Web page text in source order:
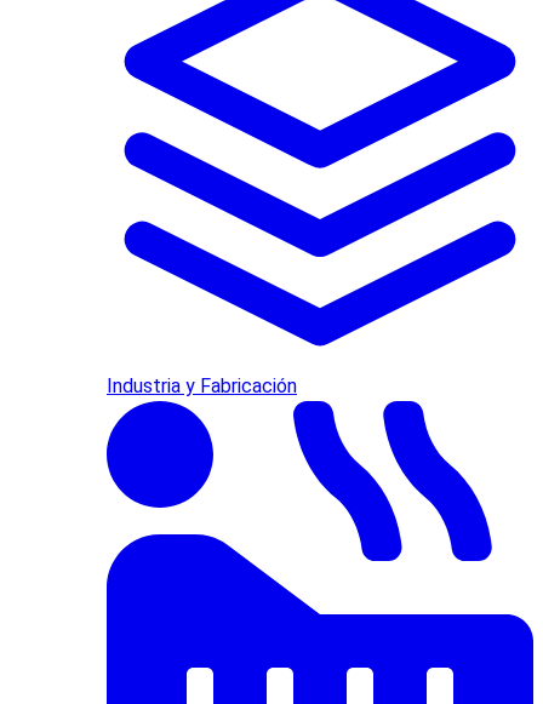
Industria y Fabricación